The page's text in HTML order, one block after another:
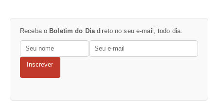
Receba o Boletim do Diadireto no seu e-mail, todo dia.
Inscrever